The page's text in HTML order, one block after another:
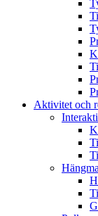
Aktivitet och